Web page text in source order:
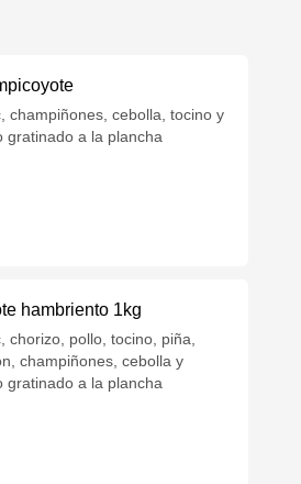
champiñones, cebolla, tocino y
gratinado a la plancha
hambriento 1kg
chorizo, pollo, tocino, piña,
champiñones, cebolla y
gratinado a la plancha